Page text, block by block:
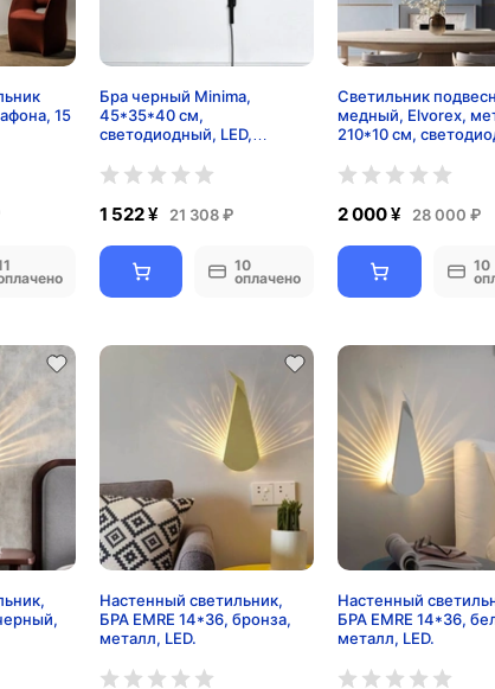
15
Бра черный Minima,
45*35*40 см,
светодиодный, LED,
1 522 ¥ 21 308 ₽
10
оплачено
Светильник
медный, Elvorex,
210*10 см,
2 000 ¥ 28 000 ₽
10
Настенный светильник,
БРА EMRE 14*36, бронза,
металл, LED.
Настенный
БРА EMRE 14*36,
металл, LED.